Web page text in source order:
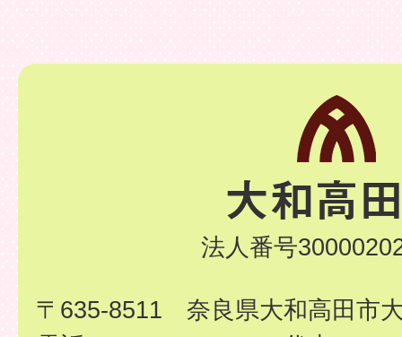
法人番号
〒635-8511 奈良県大和高田市